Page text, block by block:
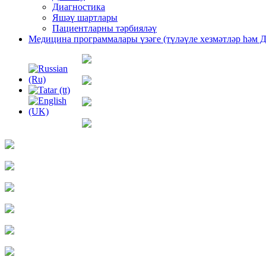
Диагностика
Яшәү шартлары
Пациентларны тәрбияләү
Медицина программалары үзəге (түлəүле хезмəтлəр